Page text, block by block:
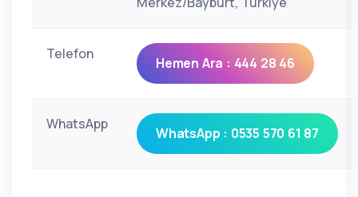
Telefon
Hemen Ara : 444 28 46
WhatsApp
WhatsApp : 0535 570 61 87